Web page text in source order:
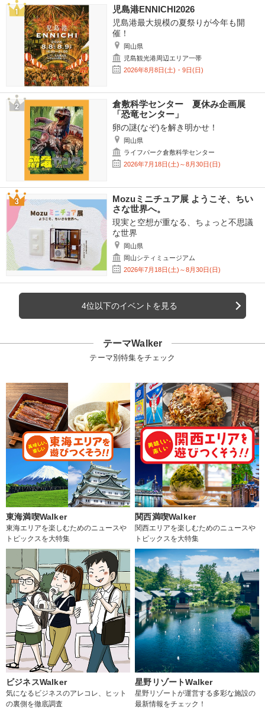
児島港ENNICHI2026
児島港最大規模の夏祭りが今年も開
催！
岡山県
児島観光港周辺エリア一帯
2026年8月8日(土)・9日(日)
倉敷科学センター 夏休み企画展
「恐竜センター」
卵の謎(なぞ)を解き明かせ！
岡山県
ライフパーク倉敷科学センター
2026年7月18日(土)～8月30日(日)
Mozuミニチュア展 ようこそ、ちい
さな世界へ。
現実と空想が重なる、ちょっと不思議
な世界
岡山県
岡山シティミュージアム
2026年7月18日(土)～8月30日(日)
4位以下のイベントを見る
テーマWalker
テーマ別特集をチェック
東海満喫Walker
東海エリアを楽しむためのニュースや
トピックスを大特集
関西満喫Walker
関西エリアを楽しむためのニュースや
トピックスを大特集
ビジネスWalker
気になるビジネスのアレコレ、ヒット
の裏側を徹底調査
星野リゾートWalker
星野リゾートが運営する多彩な施設の
最新情報をチェック！